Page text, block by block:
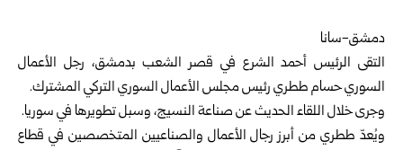
دمشق-سانا
التقى الرئيس أحمد الشرع في قصر الشعب بدمشق، رجل الأعمال
السوري حسام ططري رئيس مجلس الأعمال السوري التركي المشترك.
وجرى خلال اللقاء الحديث عن صناعة النسيج، وسبل تطويرها فيسوريا.
ويُعدّ ططري من أبرز رجال الأعمال والصناعيين المتخصصين في قطاع